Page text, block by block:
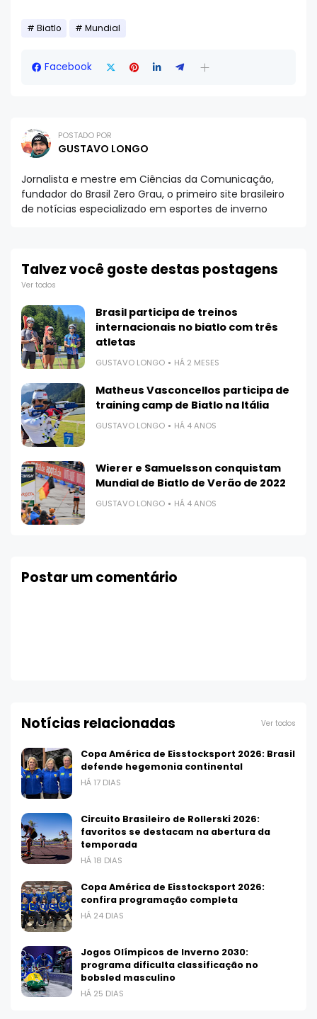
Biatlo Mundial
Facebook
POSTADO POR
GUSTAVO LONGO
Jornalista e mestre em Ciências da Comunicação,
fundador do Brasil Zero Grau, o primeiro site brasileiro
de notícias especializado em esportes de inverno
Talvez você goste destas postagens
Ver todos
Brasil participa de treinos
internacionais no biatlo com três
atletas
GUSTAVO LONGO HÁ 2 MESES
Matheus Vasconcellos participa de
training camp de Biatlo na Itália
GUSTAVO LONGO HÁ 4 ANOS
Wierer e Samuelsson conquistam
Mundial de Biatlo de Verão de 2022
GUSTAVO LONGO HÁ 4 ANOS
Postar um comentário
Notícias relacionadas Ver todos
Copa América de Eisstocksport 2026: Brasil
defende hegemonia continental
HÁ 17 DIAS
Circuito Brasileiro de Rollerski 2026:
favoritos se destacam na abertura da
temporada
HÁ 18 DIAS
Copa América de Eisstocksport 2026:
confira programação completa
HÁ 24 DIAS
Jogos Olímpicos de Inverno 2030:
programa dificulta classificação no
bobsled masculino
HÁ 25 DIAS